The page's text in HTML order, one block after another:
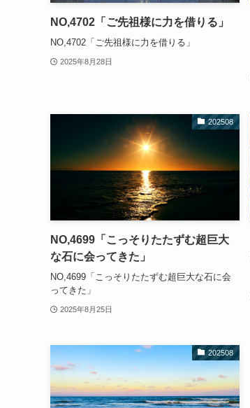
NO,4702「ご先祖様に力を借りる」
NO,4702「ご先祖様に力を借りる」
2025年8月28日
202508
NO,4699「こっそりたたずむ超巨大
な石に会ってきた」
NO,4699「こっそりたたずむ超巨大な石に会
ってきた」
2025年8月25日
202508